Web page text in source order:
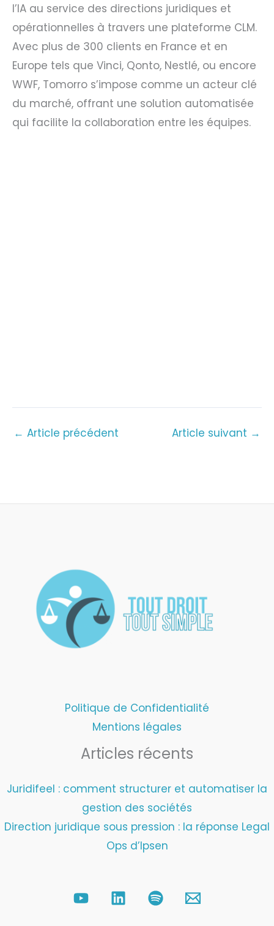
l’IA au service des directions juridiques et
opérationnelles à travers une plateforme CLM.
Avec plus de 300 clients en France et en
Europe tels que Vinci, Qonto, Nestlé, ou encore
WWF, Tomorro s’impose comme un acteur clé
du marché, offrant une solution automatisée
qui facilite la collaboration entre les équipes.
← Article précédent Article suivant →
Politique de Confidentialité
Mentions légales
Articles récents
Juridifeel : comment structurer et automatiser la
gestion des sociétés
Direction juridique sous pression : la réponse Legal
Ops d’Ipsen